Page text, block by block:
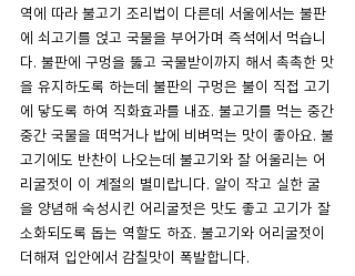
역에 따라 불고기 조리법이 다른데 서울에서는 불판
에 쇠고기를 얹고 국물을 부어가며 즉석에서 먹습니
다. 불판에 구멍을 뚫고 국물받이까지 해서 촉촉한 맛
을 유지하도록 하는데 불판의 구멍은 불이 직접 고기
에 닿도록 하여 직화효과를 내죠. 불고기를 먹는 중간
중간 국물을 떠먹거나 밥에 비벼먹는 맛이 좋아요. 불
고기에도 반찬이 나오는데 불고기와 잘 어울리는 어
리굴젓이 이 계절의 별미랍니다. 알이 작고 실한 굴
을 양념해 숙성시킨 어리굴젓은 맛도 좋고 고기가 잘
소화되도록 돕는 역할도 하죠. 불고기와 어리굴젓이
더해져 입안에서 감칠맛이 폭발합니다.